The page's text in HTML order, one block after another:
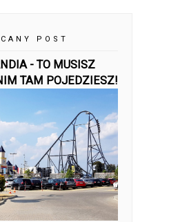
POST
- TO MUSISZ
TAM POJEDZIESZ!